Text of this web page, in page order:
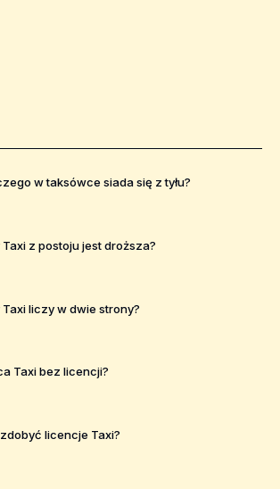
w taksówce siada się z tyłu?
Taxi z postoju jest droższa?
Taxi liczy w dwie strony?
Taxi bez licencji?
licencje Taxi?